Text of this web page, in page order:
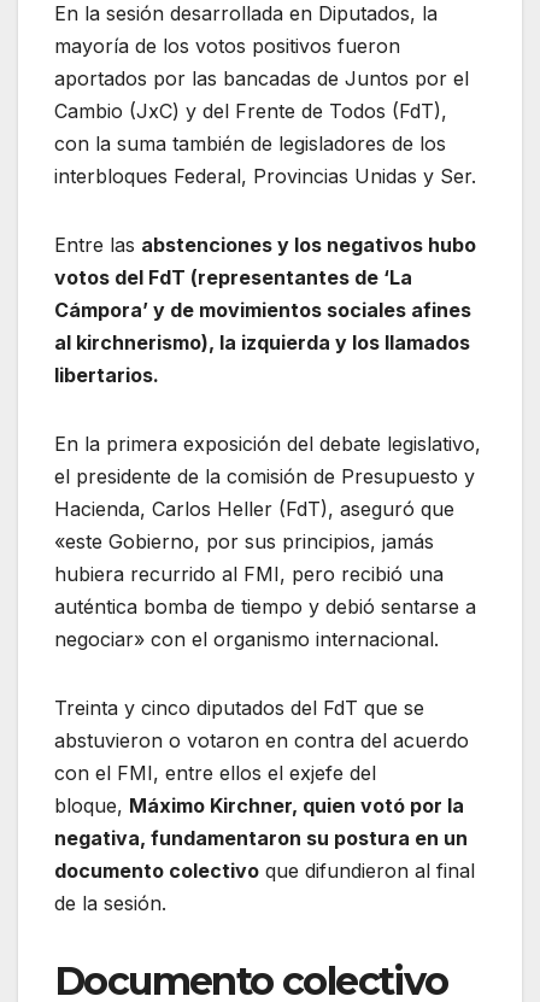
En la sesión desarrollada en Diputados, la
mayoría de los votos positivos fueron
aportados por las bancadas de Juntos por el
Cambio (JxC) y del Frente de Todos (FdT),
con la suma también de legisladores de los
interbloques Federal, Provincias Unidas y Ser.
Entre las abstenciones y los negativos hubo
votos del FdT (representantes de ‘La
Cámpora’ y de movimientos sociales afines
al kirchnerismo), la izquierda y los llamados
libertarios.
En la primera exposición del debate legislativo,
el presidente de la comisión de Presupuesto y
Hacienda, Carlos Heller (FdT), aseguró que
«este Gobierno, por sus principios, jamás
hubiera recurrido al FMI, pero recibió una
auténtica bomba de tiempo y debió sentarse a
negociar» con el organismo internacional.
Treinta y cinco diputados del FdT que se
abstuvieron o votaron en contra del acuerdo
con el FMI, entre ellos el exjefe del
bloque, Máximo Kirchner, quien votó por la
negativa, fundamentaron su postura en un
documento colectivo que difundieron al final
de la sesión.
Documento colectivo